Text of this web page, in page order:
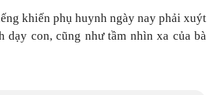
khiến phụ huynh ngày nay phải xuýt
dạy con, cũng như tầm nhìn xa của bà